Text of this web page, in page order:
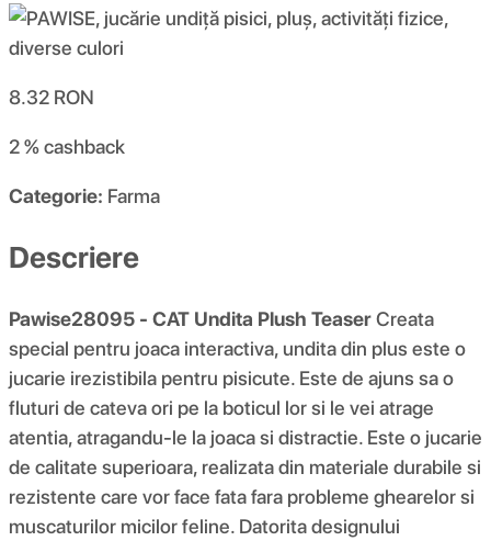
8.32 RON
2 %cashback
Categorie: Farma
Descriere
Pawise28095 - CAT Undita Plush TeaserCreata
special pentru joaca interactiva, undita din plus este o
jucarie irezistibila pentru pisicute. Este de ajuns sa o
fluturi de cateva ori pe la boticul lor si le vei atrage
atentia, atragandu-le la joaca si distractie. Este o jucarie
de calitate superioara, realizata din materiale durabile si
rezistente care vor face fata fara probleme ghearelor si
muscaturilor micilor feline. Datorita designului